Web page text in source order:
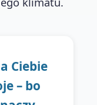
Ciebie
– bo